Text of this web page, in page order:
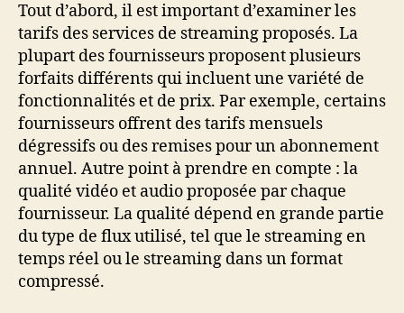
Tout d’abord, il est important d’examiner les
tarifs des services de streaming proposés. La
plupart des fournisseurs proposent plusieurs
forfaits différents qui incluent une variété de
fonctionnalités et de prix. Par exemple, certains
fournisseurs offrent des tarifs mensuels
dégressifs ou des remises pour un abonnement
annuel. Autre point à prendre en compte : la
qualité vidéo et audio proposée par chaque
fournisseur. La qualité dépend en grande partie
du type de flux utilisé, tel que le streaming en
temps réel ou le streaming dans un format
compressé.